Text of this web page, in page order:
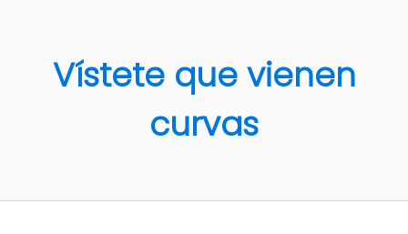
Vístete que vienen
curvas